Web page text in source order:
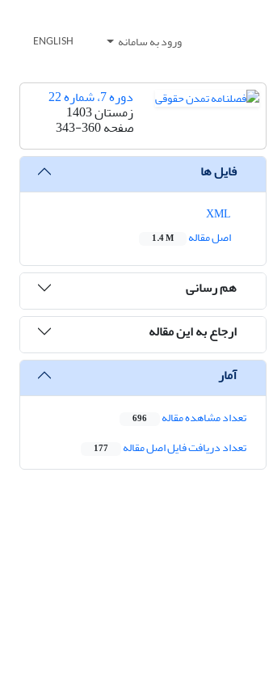
ورود به سامانه ENGLISH
دوره 7، شماره 22
زمستان 1403
صفحه343-360
فایل ها
اصل مقاله
1.4 M
هم رسانی
ارجاع به این مقاله
آمار
تعداد مشاهده مقاله 696
تعداد دریافت فایل اصل مقاله 177